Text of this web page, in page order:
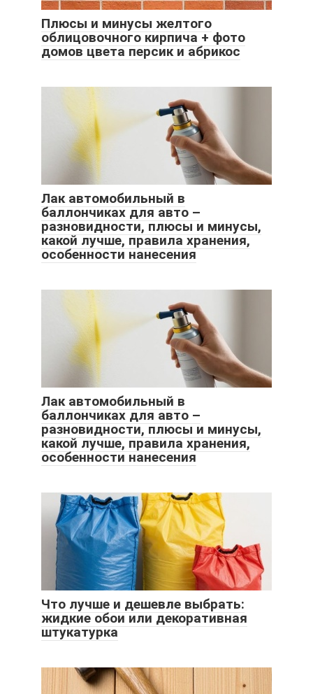
Плюсы и минусы желтого
облицовочного кирпича + фото
домов цвета персик и абрикос
Лак автомобильный в
баллончиках для авто –
разновидности, плюсы и минусы,
какой лучше, правила хранения,
особенности нанесения
Лак автомобильный в
баллончиках для авто –
разновидности, плюсы и минусы,
какой лучше, правила хранения,
особенности нанесения
Что лучше и дешевле выбрать:
жидкие обои или декоративная
штукатурка